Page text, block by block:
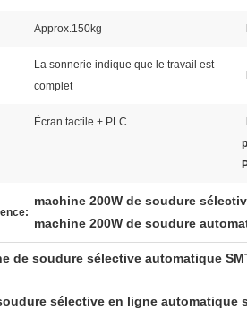
Approx.150kg
La sonnerie indique que le travail est
complet
Écran tactile + PLC
machine 200W de soudure
machine 200W de soudure
de soudure sélective automatique
sélective en ligne automatique